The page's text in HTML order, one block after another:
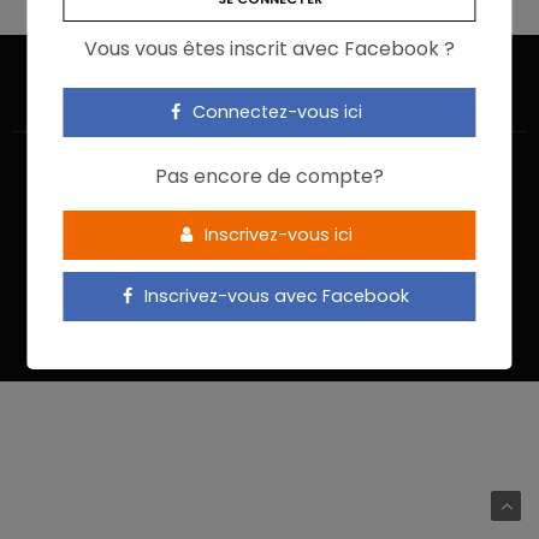
Vous vous êtes inscrit avec Facebook ?
Connectez-vous ici
Pas encore de compte?
Inscrivez-vous ici
Inscrivez-vous avec Facebook
ACCUEIL JE M’INSCRIS
NOUS CONTACTER
MENTIONS LÉGALES
POLITIQUE DE CONFIDENTIALITÉ
Food In Action © 2022